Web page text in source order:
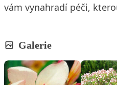
vám vynahradí péči,
Galerie